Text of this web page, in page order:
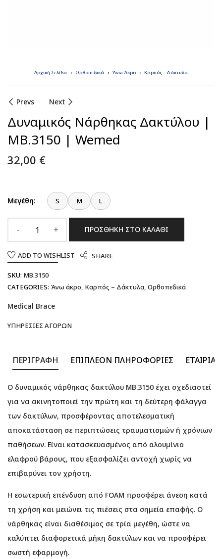
Αρχική Σελίδα Ορθοπεδικά Άνω Άκρο Καρπός – Δάκτυλα
Prevs Next
Δυναμικός Νάρθηκας Δακτύλου |
MB.3150 | Wemed
32,00 €
Μεγέθη: S M L
ΠΡΟΣΘΉΚΗ ΣΤΟ ΚΑΛΆΘΙ
ADD TO WISHLIST SHARE
SKU: MB.3150
CATEGORIES: Άνω άκρο, Καρπός – Δάκτυλα, Ορθοπεδικά
Medical Brace
ΥΠΗΡΕΣΊΕΣ ΑΓΟΡΏΝ
ΠΕΡΙΓΡΑΦΉ ΕΠΙΠΛΈΟΝ ΠΛΗΡΟΦΟΡΊΕΣ ΕΤΑΙΡΊΑ
Ο δυναμικός νάρθηκας δακτύλου MB.3150 έχει σχεδιαστεί
για να ακινητοποιεί την πρώτη και τη δεύτερη φάλαγγα
των δακτύλων, προσφέροντας αποτελεσματική
αποκατάσταση σε περιπτώσεις τραυματισμών ή χρόνιων
παθήσεων. Είναι κατασκευασμένος από αλουμίνιο
ελαφρού βάρους, που εξασφαλίζει αντοχή χωρίς να
επιβαρύνει τον χρήστη.
Η εσωτερική επένδυση από FOAM προσφέρει άνεση κατά
τη χρήση και μειώνει τις πιέσεις στα σημεία επαφής. Ο
νάρθηκας είναι διαθέσιμος σε τρία μεγέθη, ώστε να
καλύπτει διαφορετικά μήκη δακτύλων και να προσφέρει
σωστή εφαρμογή.